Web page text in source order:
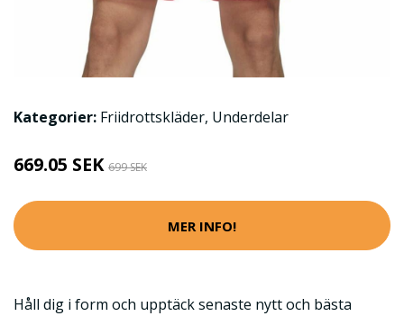
Kategorier: Friidrottskläder, Underdelar
669.05 SEK 699 SEK
MER INFO!
Håll dig i form och upptäck senaste nytt och bästa